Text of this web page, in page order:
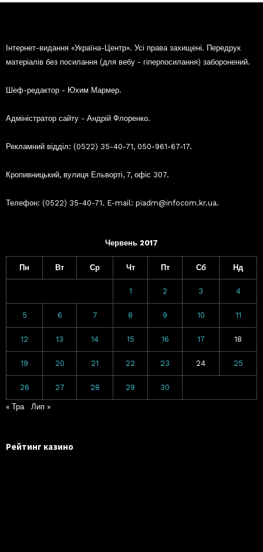
Інтернет-видання «Україна-Центр». Усі права захищені. Передрук
матеріалів без посилання (для вебу - гіперпосилання) заборонений.
Шеф-редактор - Юхим Мармер.
Адміністратор сайту - Андрій Флоренко.
Рекламний відділ: (0522) 35-40-71, 050-961-67-17.
Кропивницький, вулиця Ельворті, 7, офіс 307.
Телефон: (0522) 35-40-71. E-mail: piadm@infocom.kr.ua.
Червень 2017
Пн Вт Ср Чт Пт Сб Нд
1 2 3 4
5 6 7 8 9 10 11
12 13 14 15 16 17 18
19 20 21 22 23 24 25
26 27 28 29 30
« Тра Лип »
Рейтинг казино